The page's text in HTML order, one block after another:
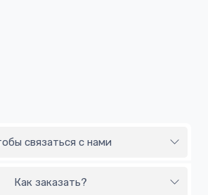
связаться с нами
Как заказать?